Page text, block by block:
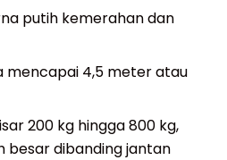
putih kemerahan dan
mencapai 4,5 meter atau
200 kg hingga 800 kg,
besar dibanding jantan